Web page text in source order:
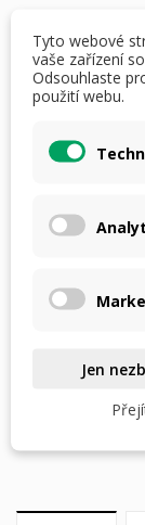
Tyto webové
vaše zařízení
Odsouhlaste
použití webu.
Jen